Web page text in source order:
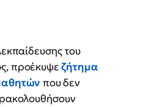
του
προέκυψεζήτημα
που δεν